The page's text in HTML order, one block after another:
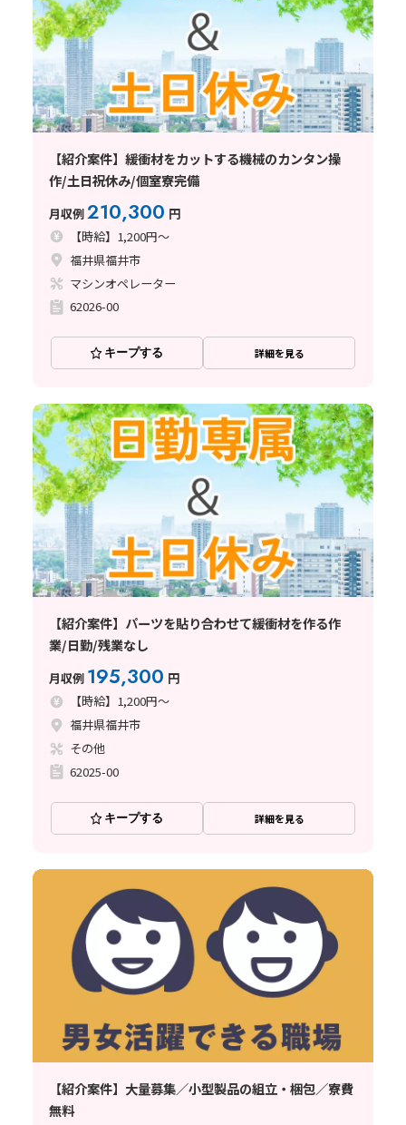
【紹介案件】緩衝材をカットする機械のカンタン操
作/土日祝休み/個室寮完備
月収例210,300 円
【時給】1,200円～
福井県福井市
マシンオペレーター
62026-00
キープする 詳細を見る
【紹介案件】パーツを貼り合わせて緩衝材を作る作
業/日勤/残業なし
月収例 195,300 円
【時給】1,200円～
福井県福井市
その他
62025-00
キープする 詳細を見る
【紹介案件】大量募集／小型製品の組立・梱包／寮費
無料